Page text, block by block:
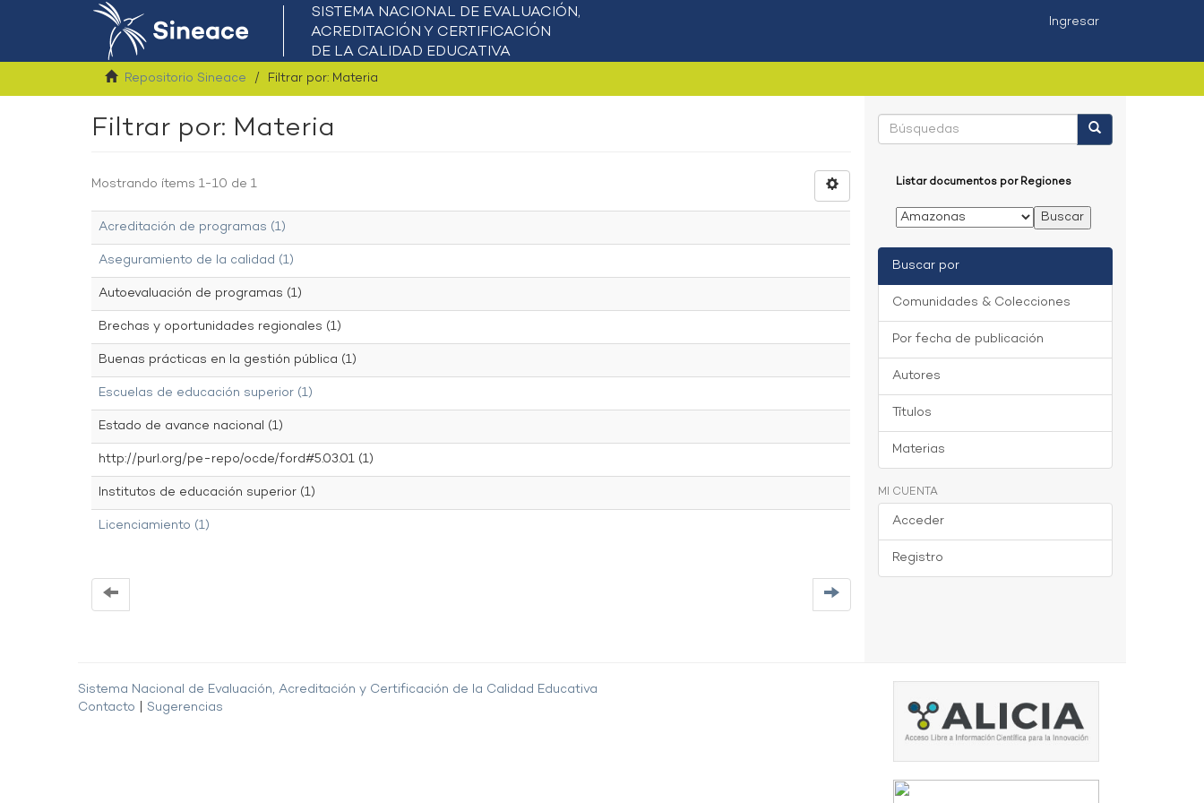
Ingresar
Repositorio Sineace Filtrar por: Materia
Filtrar por: Materia
Mostrando ítems 1-10 de 1
Acreditación de programas (1)
Aseguramiento de la calidad (1)
Autoevaluación de programas (1)
Brechas y oportunidades regionales (1)
Buenas prácticas en la gestión pública (1)
Escuelas de educación superior (1)
Estado de avance nacional (1)
http://purl.org/pe-repo/ocde/ford#5.03.01 (1)
Institutos de educación superior (1)
Licenciamiento (1)
Listar documentos por Regiones
Buscar por
Comunidades & Colecciones
Por fecha de publicación
Autores
Títulos
Materias
MI CUENTA
Acceder
Registro
Sistema Nacional de Evaluación, Acreditación y Certificación de la Calidad Educativa
Contacto
Sugerencias